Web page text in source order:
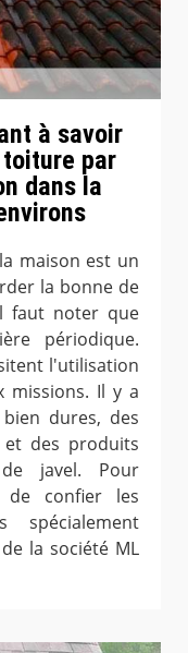
à savoir
par
dans la
maison est un
la bonne de
faut noter que
périodique.
l'utilisation
missions. Il y a
dures, des
des produits
javel. Pour
confier les
spécialement
la société ML